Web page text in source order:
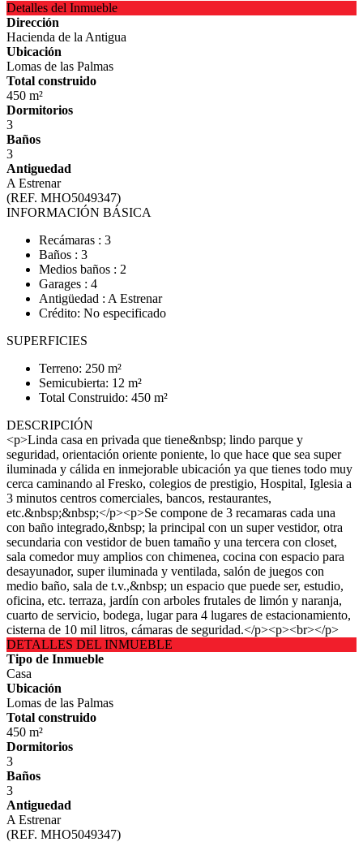
Detalles del Inmueble
Dirección
Hacienda de la Antigua
Ubicación
Lomas de las Palmas
Total construido
450 m²
Dormitorios
3
Baños
3
Antiguedad
A Estrenar
(REF. MHO5049347)
INFORMACIÓN BÁSICA
Recámaras : 3
Baños : 3
Medios baños : 2
Garages : 4
Antigüedad : A Estrenar
Crédito: No especificado
SUPERFICIES
Terreno: 250 m²
Semicubierta: 12 m²
Total Construido: 450 m²
DESCRIPCIÓN
<p>Linda casa en privada que tiene&nbsp; lindo parque y
seguridad, orientación oriente poniente, lo que hace que sea super
iluminada y cálida en inmejorable ubicación ya que tienes todo muy
cerca caminando al Fresko, colegios de prestigio, Hospital, Iglesia a
3 minutos centros comerciales, bancos, restaurantes,
etc.&nbsp;&nbsp;</p><p>Se compone de 3 recamaras cada una
con baño integrado,&nbsp; la principal con un super vestidor, otra
secundaria con vestidor de buen tamaño y una tercera con closet,
sala comedor muy amplios con chimenea, cocina con espacio para
desayunador, super iluminada y ventilada, salón de juegos con
medio baño, sala de t.v.,&nbsp; un espacio que puede ser, estudio,
oficina, etc. terraza, jardín con arboles frutales de limón y naranja,
cuarto de servicio, bodega, lugar para 4 lugares de estacionamiento,
cisterna de 10 mil litros, cámaras de seguridad.</p><p><br></p>
DETALLES DEL INMUEBLE
Tipo de Inmueble
Casa
Ubicación
Lomas de las Palmas
Total construido
450 m²
Dormitorios
3
Baños
3
Antiguedad
A Estrenar
(REF. MHO5049347)